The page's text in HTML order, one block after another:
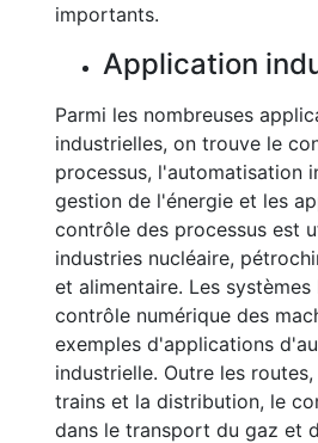
importants.
Application
Parmi les nombreuses
industrielles, on trouve le
processus, l'automatisation
gestion de l'énergie et les
contrôle des processus est
industries nucléaire,
et alimentaire. Les
contrôle numérique des
exemples d'applications
industrielle. Outre les
trains et la distribution, le
dans le transport du gaz et